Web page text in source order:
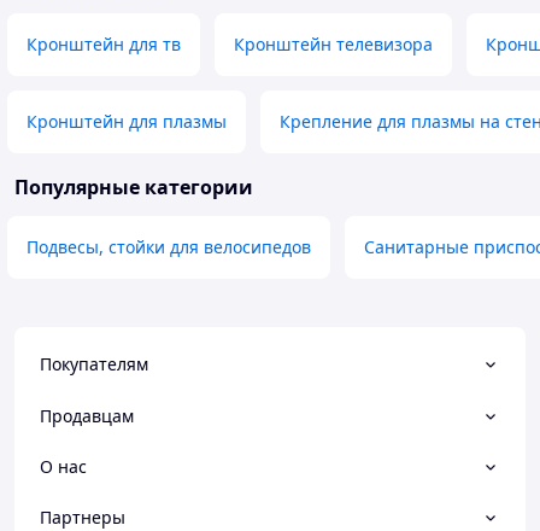
Кронштейн для тв Кронштейн телевизора
Кронштейн для плазмы Крепление для плазмы на
Популярные категории
Подвесы, стойки для велосипедов Санитарные
Покупателям
Продавцам
О нас
Партнеры